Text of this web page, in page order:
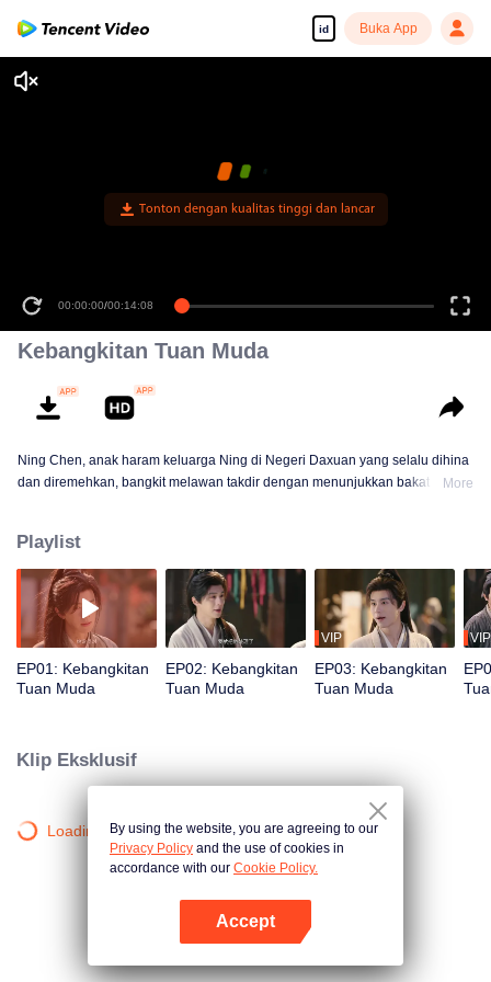
id Buka App
Tonton dengan kualitas tinggi dan lancar
00:00:00/00:14:08
Kebangkitan Tuan Muda
Ning Chen, anak haram keluarga Ning di Negeri Daxuan yang selalu dihina
dan diremehkan, bangkit melawan takdir dengan menunjukkan bakat luar
perbatasan, ia juga berusaha mengungkap kebenaran di balik kematian
ibunya. Dari seorang pemuda buangan, Ning Chen perlahan menjadi
legenda muda yang mengguncang Negeri Daxuan.
More
Playlist
EP01: Kebangkitan
Tuan Muda
EP02: Kebangkitan
Tuan Muda
VIP
EP03: Kebangkitan
Tuan Muda
VIP
Klip Eksklusif
Loading…By using the website, you are agreeing to our
Privacy Policy and the use of cookies in
accordance with our Cookie Policy.
Accept